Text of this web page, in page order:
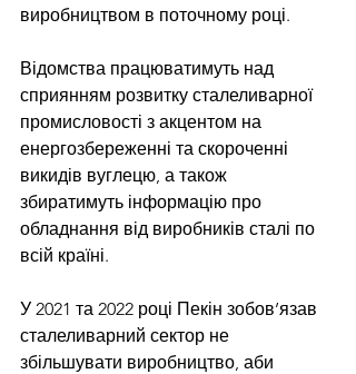
виробництвом в поточному році.
Відомства працюватимуть над
сприянням розвитку сталеливарної
промисловості з акцентом на
енергозбереженні та скороченні
викидів вуглецю, а також
збиратимуть інформацію про
обладнання від виробників сталі по
всій країні.
У 2021 та 2022 році Пекін зобов’язав
сталеливарний сектор не
збільшувати виробництво, аби